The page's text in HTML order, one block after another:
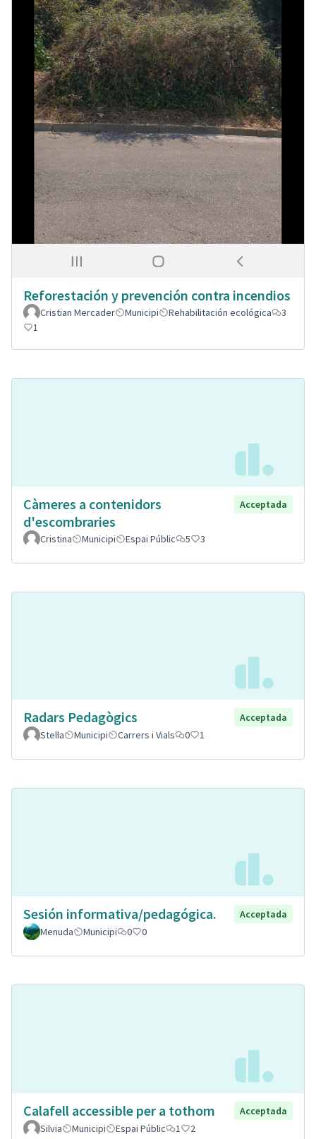
Reforestación y prevención contra incendios
Cristian Mercader Municipi Rehabilitación ecológica
3
1
Càmeres a contenidors
d'escombraries
Acceptada
Cristina Municipi Espai Públic 5 3
Radars Pedagògics
Acceptada
Stella
Municipi Carrers i Vials 0 1
Sesión informativa/pedagógica.
Acceptada
Menuda
Municipi 0 0
Calafell accessible per a tothom
Acceptada
Silvia
Municipi Espai Públic 1 2